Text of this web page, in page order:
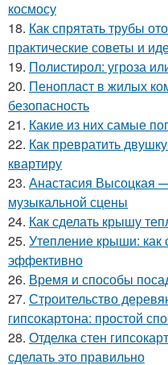
космосу
18. Как спрятать трубы
практические советы и
19. Полистирол: угроза
20. Пенопласт в жилых
безопасность
21. Какие из них самые
22. Как превратить
квартиру
23. Анастасия Высоцкая
музыкальной сцены
24. Как сделать крышу
25. Утепление крыши: как
эффективно
26. Время и способы
27. Строительство
гипсокартона: простой
28. Отделка стен
сделать это правильно